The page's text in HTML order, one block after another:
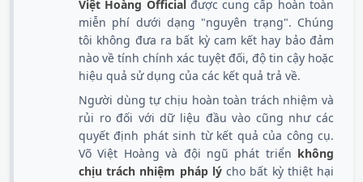
Việt Hoàng Officialđược cung cấp hoàn toàn
miễn phí dưới dạng "nguyên trạng". Chúng
tôi không đưa ra bất kỳ cam kết hay bảo đảm
nào về tính chính xác tuyệt đối, độ tin cậy hoặc
hiệu quả sử dụng của các kết quả trả về.
Người dùng tự chịu hoàn toàn trách nhiệm và
rủi ro đối với dữ liệu đầu vào cũng như các
quyết định phát sinh từ kết quả của công cụ.
Võ Việt Hoàng và đội ngũ phát triển không
chịu trách nhiệm pháp lýcho bất kỳ thiệt hại